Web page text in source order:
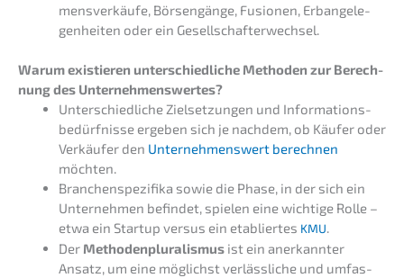
mens­ver­käu­fe, Börsen­gän­ge, Fusio­nen, Erban­ge­le­
gen­hei­ten oder ein Gesellschafterwechsel.
Warum existie­ren unter­schied­li­che Metho­den zur Berech­
nung des Unternehmenswertes?
Unter­schied­li­che Zielset­zun­gen und Infor­ma­ti­ons­
be­dürf­nis­se ergeben sich je nachdem, ob Käufer oder
Verkäu­fer den Unter­neh­mens­wert berech­nen
möchten.
Branchen­spe­zi­fi­ka sowie die Phase, in der sich ein
Unter­neh­men befin­det, spielen eine wichti­ge Rolle –
etwa ein Start­up versus ein etablier­tes KMU.
Der Metho­den­plu­ra­lis­mus ist ein anerkann­ter
Ansatz, um eine möglichst verläss­li­che und umfas­